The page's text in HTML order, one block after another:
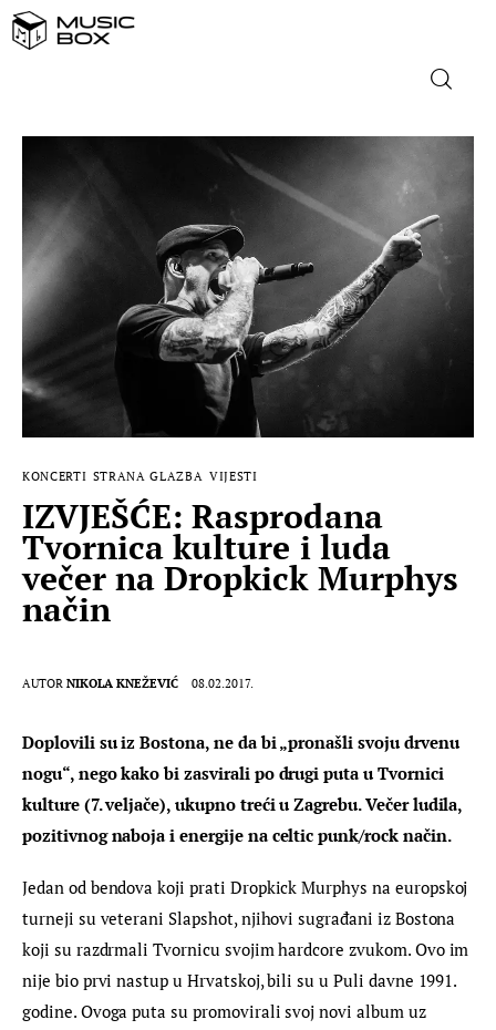
NASLOVNICA
DOMAĆA GLAZBA
STRANA GLAZBA
FILM
MUSIC BOX
KONCERTI STRANA GLAZBA VIJESTI
IZVJEŠĆE: Rasprodana
Tvornica kulture i luda
večer na Dropkick Murphys
način
AUTOR NIKOLA KNEŽEVIĆ 08.02.2017.
Doplovili su iz Bostona, ne da bi „pronašli svoju drvenu
nogu“, nego kako bi zasvirali po drugi puta u Tvornici
kulture (7. veljače), ukupno treći u Zagrebu. Večer ludila,
pozitivnog naboja i energije na celtic punk/rock način.
Jedan od bendova koji prati Dropkick Murphys na europskoj
turneji su veterani Slapshot, njihovi sugrađani iz Bostona
koji su razdrmali Tvornicu svojim hardcore zvukom. Ovo im
nije bio prvi nastup u Hrvatskoj, bili su u Puli davne 1991.
godine. Ovoga puta su promovirali svoj novi album uz